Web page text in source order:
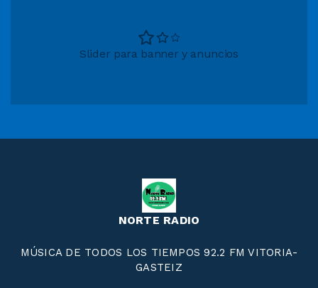
Slider para banner y anuncios
NORTE RADIO
MÚSICA DE TODOS LOS TIEMPOS 92.2 FM VITORIA-
GASTEIZ